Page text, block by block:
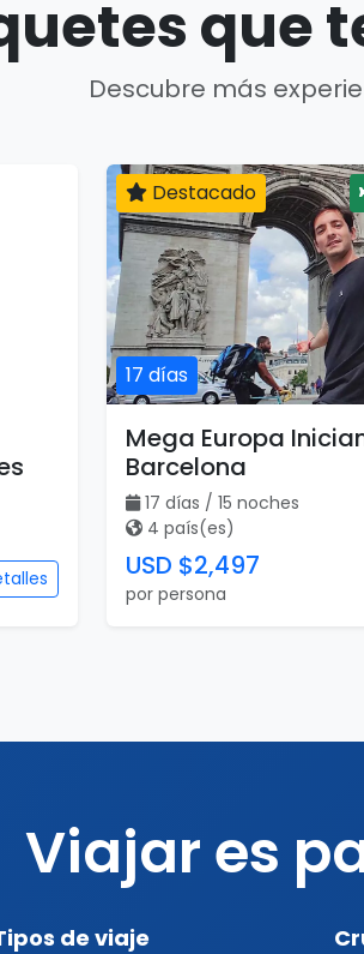
que
Descubre más
17 días
Destacado
Mega Europa
Barcelona
17 días / 15 noches
4 país(es)
USD $2,497
por persona
Viajar es
de viaje